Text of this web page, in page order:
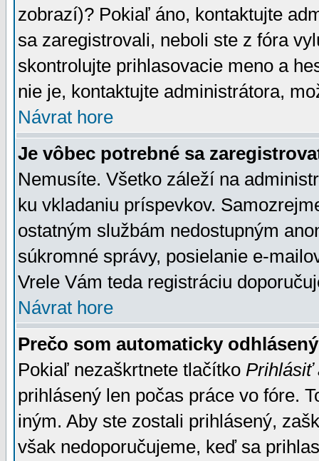
zobrazí)? Pokiaľ áno, kontaktujte
sa zaregistrovali, neboli ste z fóra
skontrolujte prihlasovacie meno a
nie je, kontaktujte administrátora,
Návrat hore
Je vôbec potrebné sa
Nemusíte. Všetko záleží na
ku vkladaniu príspevkov.
ostatným službám nedostupným
súkromné správy, posielanie e-
Vrele Vám teda registráciu
Návrat hore
Prečo som automaticky
Pokiaľ nezaškrtnete tlačítko Prihlásiť
prihlásený len počas práce vo fóre.
iným. Aby ste zostali prihlásený,
však nedoporučujeme, keď sa